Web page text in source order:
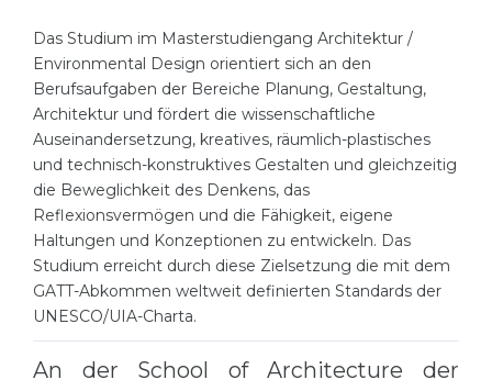
PROFESSIONS
Professions
Fields of Study
Sample Vacancies
CAREER GUIDANCE
Holland Test
Interest Map Test
RIASEC Test
WE APPLY FOR...
Medicine
Engineering
Physics
Management
Other Field
WE APPLY FROM...
Russia
Ukraine
Das Studium im Masterstudiengang Architektur /
Environmental Design orientiert sich an den
Berufsaufgaben der Bereiche Planung, Gestaltung,
Architektur und fördert die wissenschaftliche
Auseinandersetzung, kreatives, räumlich-plastisches
und technisch-konstruktives Gestalten und gleichzeitig
die Beweglichkeit des Denkens, das
Reflexionsvermögen und die Fähigkeit, eigene
Haltungen und Konzeptionen zu entwickeln. Das
Studium erreicht durch diese Zielsetzung die mit dem
GATT-Abkommen weltweit definierten Standards der
UNESCO/UIA-Charta.
An der School of Architecture der